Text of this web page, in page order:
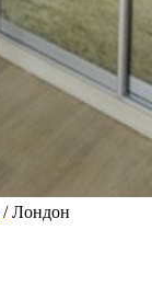
/ Лондон